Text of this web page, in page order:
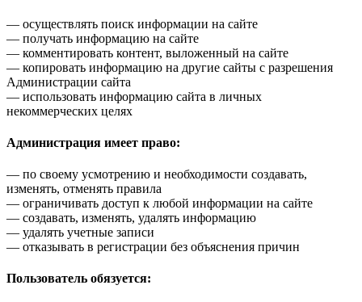
— осуществлять поиск информации на сайте
— получать информацию на сайте
— комментировать контент, выложенный на сайте
— копировать информацию на другие сайты с разрешения
Администрации сайта
— использовать информацию сайта в личных
некоммерческих целях
Администрация имеет право:
— по своему усмотрению и необходимости создавать,
изменять, отменять правила
— ограничивать доступ к любой информации на сайте
— создавать, изменять, удалять информацию
— удалять учетные записи
— отказывать в регистрации без объяснения причин
Пользователь обязуется: